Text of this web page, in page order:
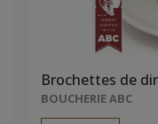
BOUCHERIE ABC